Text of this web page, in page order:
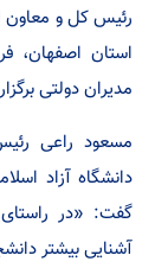
رئیس کل و معاون
استان اصفهان،
مدیران دولتی
مسعود راعی
دانشگاه آزاد
گفت: «در
آشنایی بیشتر